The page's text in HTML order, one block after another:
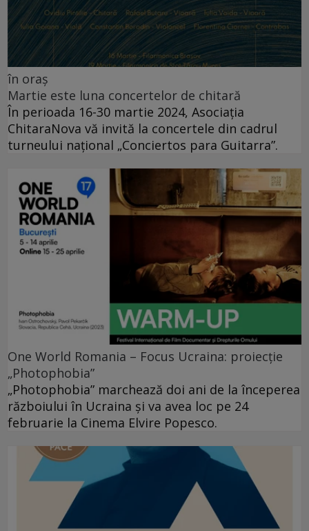
în oraș
Martie este luna concertelor de chitară
În perioada 16-30 martie 2024, Asociația
ChitaraNova vă invită la concertele din cadrul
turneului național „Conciertos para Guitarra”.
One World Romania – Focus Ucraina: proiecție
„Photophobia”
„Photophobia” marchează doi ani de la începerea
războiului în Ucraina și va avea loc pe 24
februarie la Cinema Elvire Popesco.